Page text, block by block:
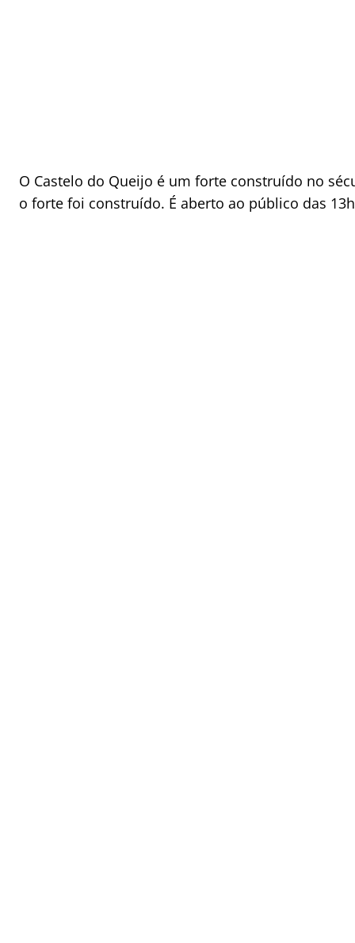
O Castelo do Queijo é um forte construído no
o forte foi construído. É aberto ao público das